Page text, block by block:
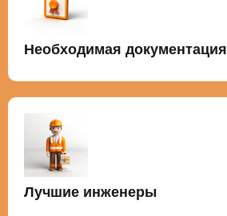
Необходимая документация
Лучшие инженеры